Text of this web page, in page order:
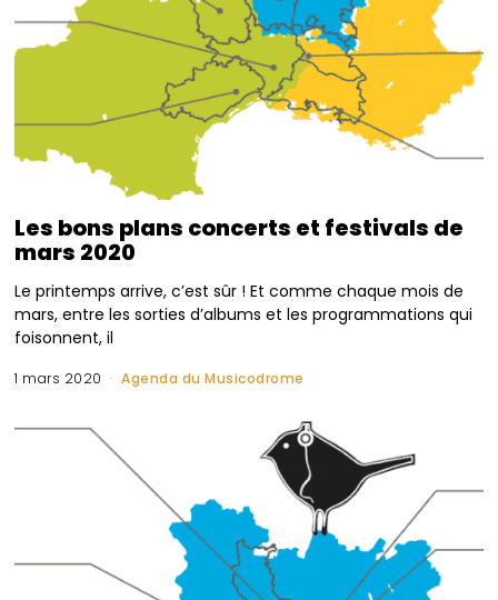
Les bons plans concerts et festivals de
mars 2020
Le printemps arrive, c’est sûr ! Et comme chaque mois de
mars, entre les sorties d’albums et les programmations qui
foisonnent, il
1 mars 2020 Agenda du Musicodrome